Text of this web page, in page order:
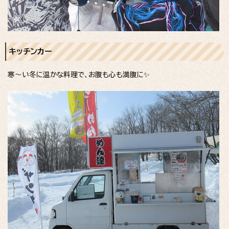
キッチンカー
寒～い冬に温かな料理で、お腹も心も満腹に✨